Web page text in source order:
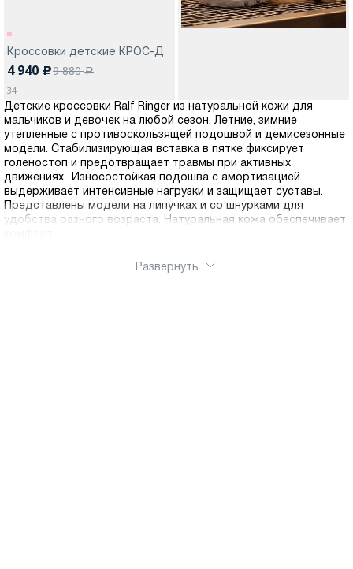
Кроссовки детские КРОС-Д
4 940 c9 880a
34
Детские кроссовки Ralf Ringer из натуральной кожи для
мальчиков и девочек на любой сезон. Летние, зимние
утепленные с противоскользящей подошвой и демисезонные
модели. Стабилизирующая вставка в пятке фиксирует
голеностоп и предотвращает травмы при активных
движениях.. Износостойкая подошва с амортизацией
выдерживает интенсивные нагрузки и защищает суставы.
Представлены модели на липучках и со шнурками для
удобства разного возраста. Натуральная кожа обеспечивает
Развернуть